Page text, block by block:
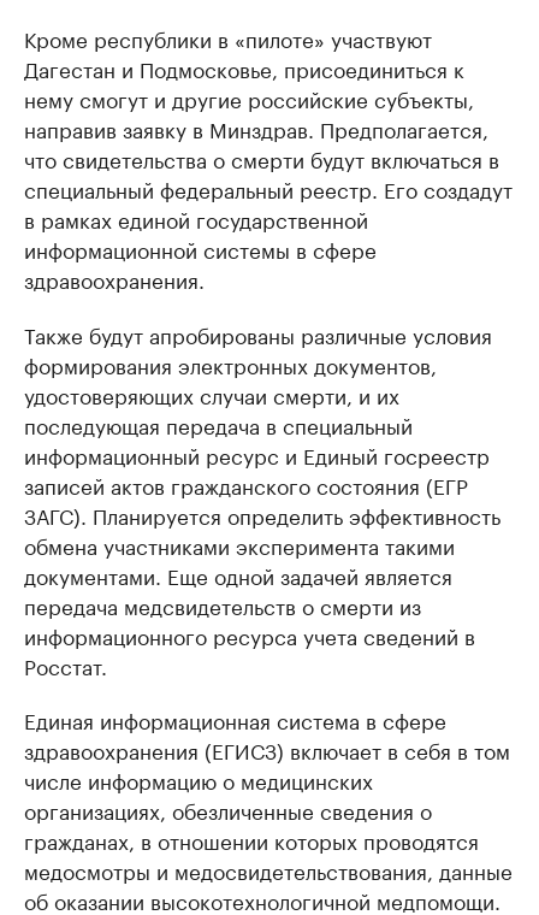
Кроме республики в «пилоте» участвуют
Дагестан и Подмосковье, присоединиться к
нему смогут и другие российские субъекты,
направив заявку в Минздрав. Предполагается,
что свидетельства о смерти будут включаться в
специальный федеральный реестр. Его создадут
в рамках единой государственной
информационной системы в сфере
здравоохранения.
Также будут апробированы различные условия
формирования электронных документов,
удостоверяющих случаи смерти, и их
последующая передача в специальный
информационный ресурс и Единый госреестр
записей актов гражданского состояния (ЕГР
ЗАГС). Планируется определить эффективность
обмена участниками эксперимента такими
документами. Еще одной задачей является
передача медсвидетельств о смерти из
информационного ресурса учета сведений в
Росстат.
Единая информационная система в сфере
здравоохранения (ЕГИСЗ) включает в себя в том
числе информацию о медицинских
организациях, обезличенные сведения о
гражданах, в отношении которых проводятся
медосмотры и медосвидетельствования, данные
об оказании высокотехнологичной медпомощи.